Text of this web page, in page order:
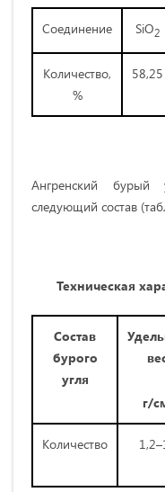
Соединение SiO2
Количество,
%
58,25
Ангренский
следующий состав
Техническая х
Состав
бурого
угля
г/
Количество